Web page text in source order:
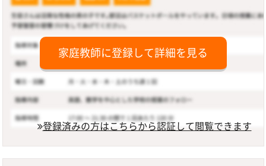
家庭教師に登録して詳細を見る
登録済みの方はこちらから認証して閲覧できます